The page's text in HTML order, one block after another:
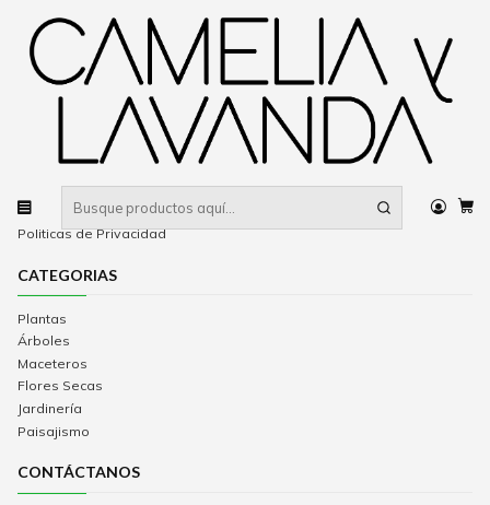
Inicio Pasto alfombra Pasto alfombra
INFORMACIÓN
Contacto
Términos y condiciones
Politicas de cambio y devoluciones
Politicas de Privacidad
CATEGORIAS
Plantas
Árboles
Maceteros
Flores Secas
Jardinería
Paisajismo
CONTÁCTANOS